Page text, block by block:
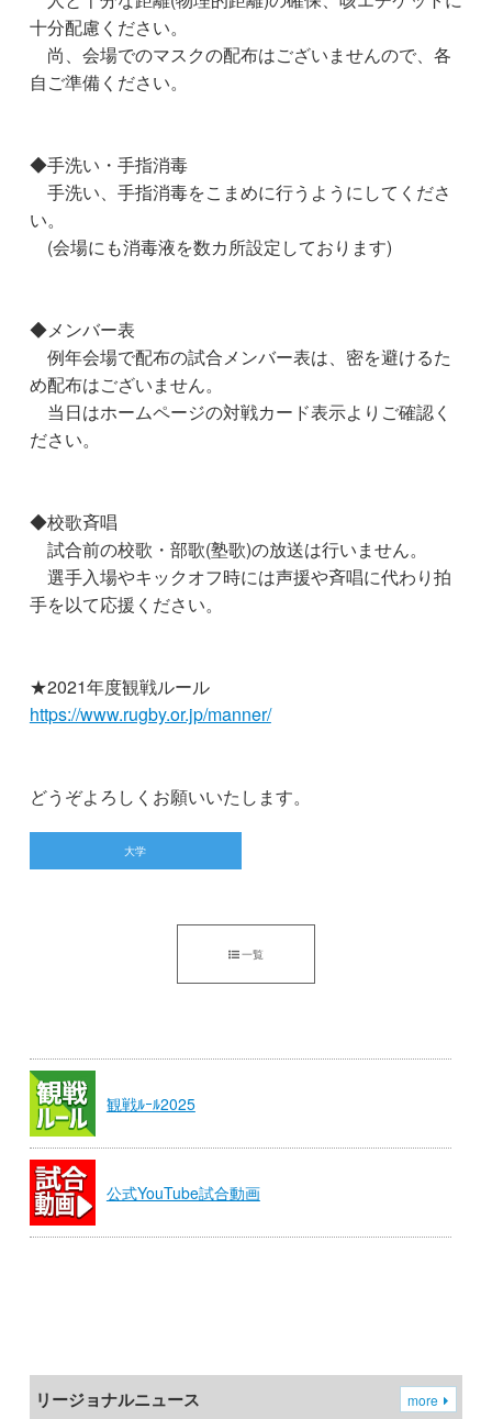
十分配慮ください。
尚、会場でのマスクの配布はございませんので、各
自ご準備ください。
◆手洗い・手指消毒
手洗い、手指消毒をこまめに行うようにしてくださ
い。
(会場にも消毒液を数カ所設定しております)
◆メンバー表
例年会場で配布の試合メンバー表は、密を避けるた
め配布はございません。
当日はホームページの対戦カード表示よりご確認く
ださい。
◆校歌斉唱
試合前の校歌・部歌(塾歌)の放送は行いません。
選手入場やキックオフ時には声援や斉唱に代わり拍
手を以て応援ください。
★2021年度観戦ルール
https://www.rugby.or.jp/manner/
どうぞよろしくお願いいたします。
大学
一覧
観戦ﾙｰﾙ2025
公式YouTube試合動画
リージョナルニュース more